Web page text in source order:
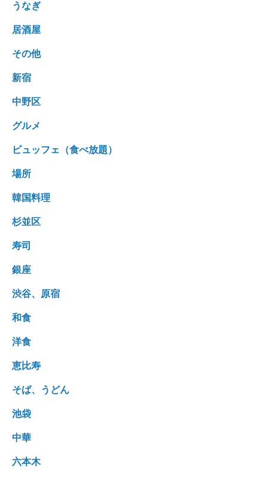
うなぎ
居酒屋
その他
新宿
中野区
グルメ
ビュッフェ（食べ放題）
場所
韓国料理
杉並区
寿司
銀座
渋谷、原宿
和食
洋食
恵比寿
そば、うどん
池袋
中華
六本木